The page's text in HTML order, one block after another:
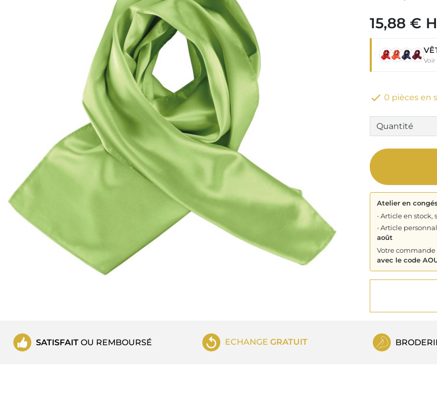
15,88 €
 0 pièces en
Atelier en
•Article en stock,
•Article
août
Votre commande
avec le code
SATISFAITOU REMBOURSÉ ECHANGEGRATUIT